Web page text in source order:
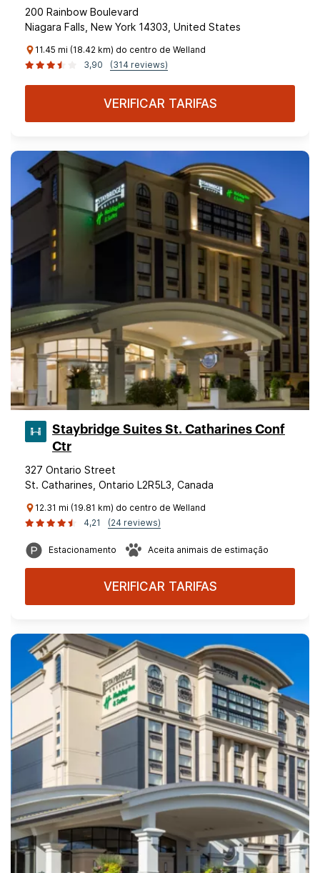
200 Rainbow Boulevard
Niagara Falls, New York 14303, United States
11.45 mi (18.42 km) do centro de Welland
3,90
(314 reviews)
VERIFICAR TARIFAS
Staybridge Suites St. Catharines Conf
Ctr
327 Ontario Street
St. Catharines, Ontario L2R5L3, Canada
12.31 mi (19.81 km) do centro de Welland
4,21
(24 reviews)
Estacionamento Aceita animais de estimação
VERIFICAR TARIFAS